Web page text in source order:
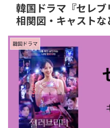
韓国ドラマ『セレブ
相関図・キャストな
韓国ドラマ